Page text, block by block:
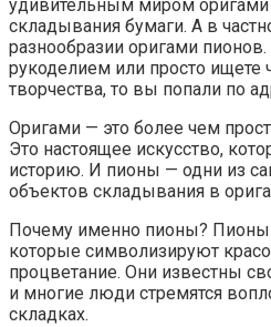
удивительным миром
складывания бумаги. А в
разнообразии оригами
рукоделием или просто ищете
творчества, то вы попали по
Оригами — это более чем
Это настоящее искусство,
историю. И пионы — одни из
объектов складывания в
Почему именно пионы?
которые символизируют
процветание. Они известны
и многие люди стремятся
складках.